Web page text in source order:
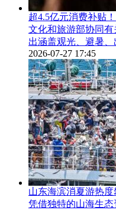
超4.5亿元消费补贴
文化和旅游部协同
出涵盖观光、避暑、
2026-07-27 17:45
山东海滨消夏游热度
凭借独特的山海生